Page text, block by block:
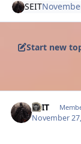
SEIT
Start new
SEIT
November